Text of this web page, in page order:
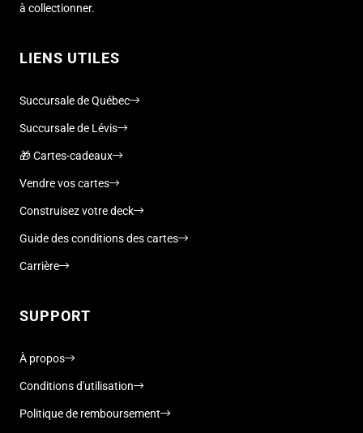
à collectionner.
LIENS UTILES
Succursale de Québec
Succursale de Lévis
🎁 Cartes-cadeaux
Vendre vos cartes
Construisez votre deck
Guide des conditions des cartes
Carrière
SUPPORT
À propos
Conditions d'utilisation
Politique de remboursement